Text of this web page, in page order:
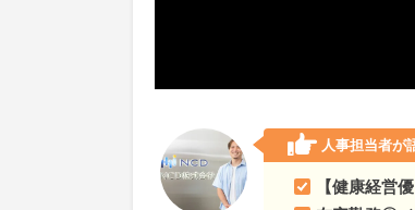
神奈川県 事故や災害を未然に防止
人事担当者が
【健康経営